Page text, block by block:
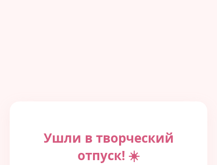
Ушли в творческий
отпуск! ☀️